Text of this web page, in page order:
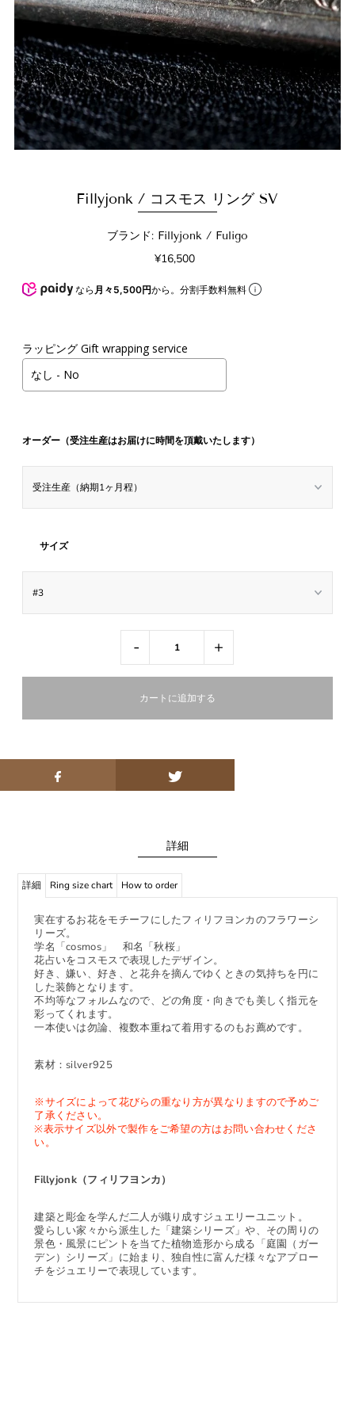
Fillyjonk / コスモス リング SV
ブランド: Fillyjonk / Fuligo
¥16,500
なら 月々5,500円から。分割手数料無料
ラッピング Gift wrapping service
オーダー（受注生産はお届けに時間を頂戴いたします）
サイズ
- +
詳細
詳細 Ring size chart How to order
実在するお花をモチーフにしたフィリフヨンカのフラワーシ
リーズ。
学名「cosmos」 和名「秋桜」
花占いをコスモスで表現したデザイン。
好き、嫌い、好き、と花弁を摘んでゆくときの気持ちを円に
した装飾となります。
不均等なフォルムなので、どの角度・向きでも美しく指元を
彩ってくれます。
一本使いは勿論、複数本重ねて着用するのもお薦めです。
素材：silver925
※サイズによって花びらの重なり方が異なりますので予めご
了承ください。
※表示サイズ以外で製作をご希望の方はお問い合わせくださ
い。
Fillyjonk（フィリフヨンカ）
建築と彫金を学んだ二人が織り成すジュエリーユニット。
愛らしい家々から派生した「建築シリーズ」や、その周りの
景色・風景にピントを当てた植物造形から成る「庭園（ガー
デン）シリーズ」に始まり、独自性に富んだ様々なアプロー
チをジュエリーで表現しています。